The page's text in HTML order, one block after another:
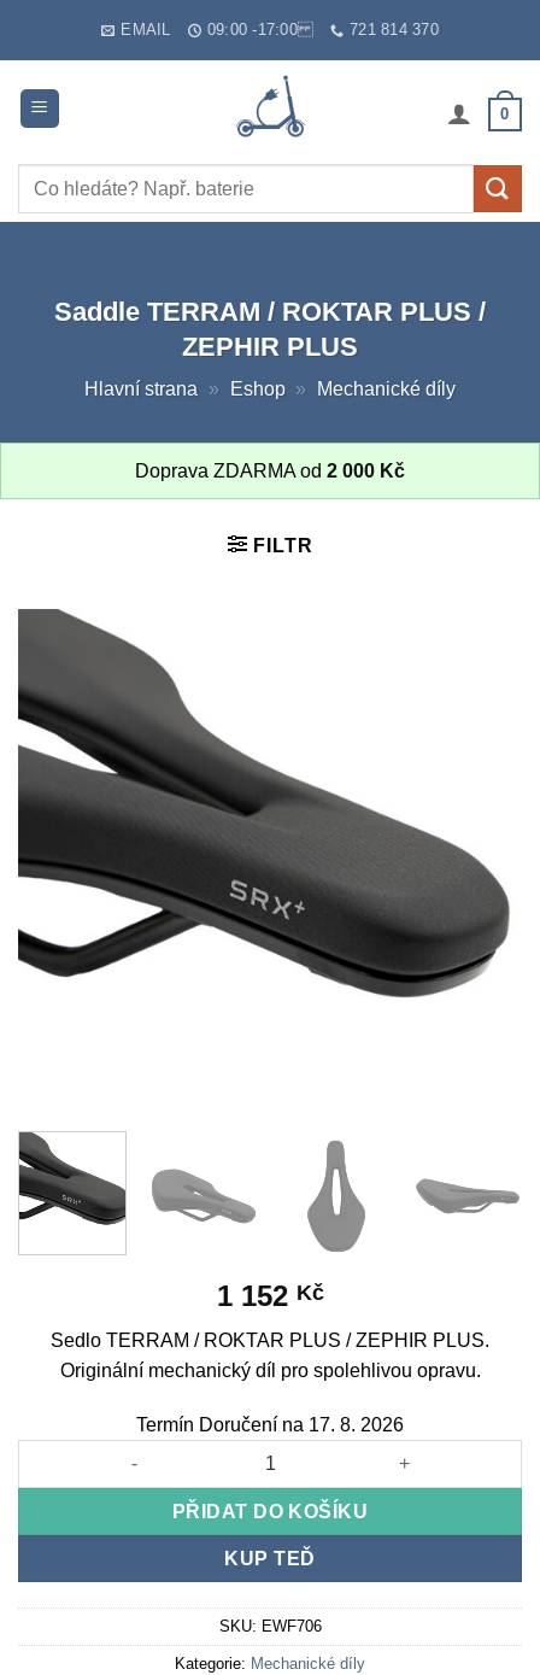
EMAIL 09:00 -17:00 721 814 370
0
Hledat:
Saddle TERRAM / ROKTAR PLUS /
ZEPHIR PLUS
Hlavní strana » Eshop » Mechanické díly
Doprava ZDARMA od 2 000 Kč
FILTR
1 152 Kč
Sedlo TERRAM / ROKTAR PLUS / ZEPHIR PLUS.
Originální mechanický díl pro spolehlivou opravu.
Termín Doručení na 17. 8. 2026
Saddle TERRAM / ROKTAR PLUS / ZEPHIR PLUS množství
PŘIDAT DO KOŠÍKU
KUP TEĎ
SKU: EWF706
Kategorie: Mechanické díly